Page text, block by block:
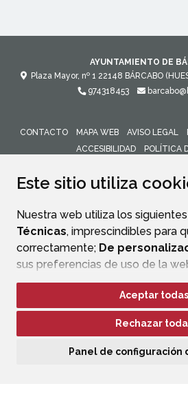
Este sitio utiliza
Nuestra web utiliza los
Técnicas, imprescindibles para
correctamente; De
sus preferencias de uso de la
mejorar el funcionamiento de la
Si acepta pulsando el botón
consideramos que acepta su
ninguna acción, se guardarán las
Aceptar todas
Rechazar
Panel de configuración
AYUNTAMIENTO DE
Plaza Mayor, nº 1 22148 BÁRCABO
974318453
CONTACTO MAPA WEB AVISO LEGAL
ACCESIBILIDAD
POLÍTICA